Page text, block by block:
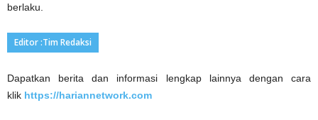
berlaku.
Editor :Tim Redaksi
Dapatkan berita dan informasi lengkap lainnya dengan cara
klik https://hariannetwork.com